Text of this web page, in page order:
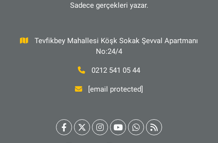
Sadece gerçekleri yazar.
Tevfikbey Mahallesi Köşk Sokak Şevval Apartmanı
No:24/4
0212 541 05 44
[email protected]